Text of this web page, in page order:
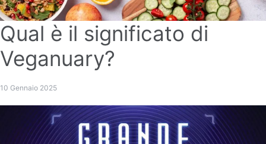
Qual è il significato di
Veganuary?
10 Gennaio 2025